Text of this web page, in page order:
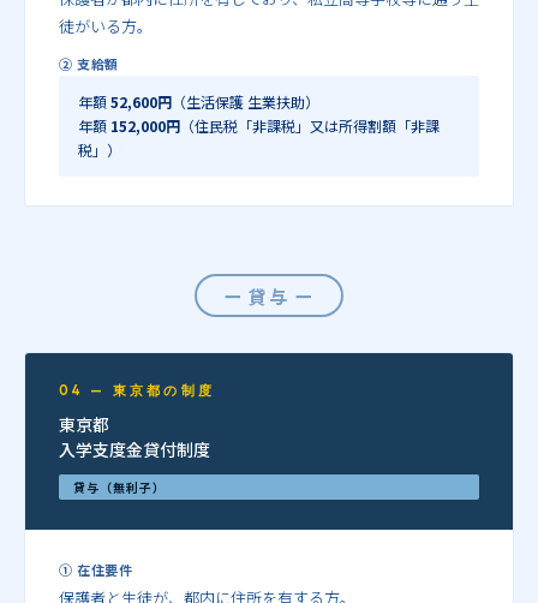
徒がいる方。
② 支給額
年額52,600円 （生活保護 生業扶助）
年額 152,000円 （住民税「非課税」又は所得割額「非課
税」）
ー 貸与 ー
04 — 東京都の制度
東京都
入学支度金貸付制度
貸与（無利子）
① 在住要件
保護者と生徒が、都内に住所を有する方。